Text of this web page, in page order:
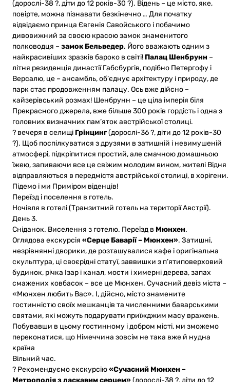
(дорослі-38 ?, діти до 12 років-30 ?). Відень – це місто, яке,
повірте, можна пізнавати безкінечно … Для початку
відвідаємо принца Євгенія Савойського і побачимо
дивовижний за своєю красою замок знаменитого
полководця – замок Бельведер. Його вважають одним з
найкрасивіших зразків бароко в світі! Палац Шенбрунн –
літня резиденція династії Габсбургів, подібно Петергофу і
Версалю, це – ансамбль, об’єднує архітектуру і природу, де
парк стає продовженням палацу. Ось вже дійсно –
кайзерівський розмах! Шенбрунн – це ціла імперія біля
Прекрасного джерела, вже більше 300 років гордість і одна з
головних визначних пам’яток австрійської столиці.
? вечеря в селищі Грінцинг(дорослі-36 ?, діти до 12 років-30
?). Щоб поспілкуватися з друзями в затишній і невимушеній
атмосфері, підкріпитися простий, але смачною домашньою
їжею, запиваючи все це свіжим молодим вином, жителі Відня
відправляються в передмістя австрійської столиці, в хорігени.
Підемо і ми Приміром віденців!
Переїзд і поселення в готель.
Ночівля в готелі (Транзитний готель на території Австрії).
День 3.
Сніданок. Виселення з готелю. Переїзд в Мюнхен.
Оглядова екскурсія «Серце Баварії – Мюнхен». Затишні,
незрівнянні дворики, де розташувалися кафе і оригінальна
скульптура, ці своєрідні статуї, заввишки з п’ятиповерховий
будинок, річка Ізар і канал, мости і химерні дерева, запах
смажених ковбасок – все це Мюнхен. Сучасний девіз міста –
«Мюнхен любить Вас». І, дійсно, місто знамените
гостинністю своїх мешканців та численними баварськими
святами, які можуть подарувати приїжджим масу вражень.
Побувавши в цьому гостинному і добром місті, ми зможемо
переконатися, що Німеччина зовсім не така вже й нудна
країна
Вільний час.
? Рекомендуємо екскурсію«Сучасний Мюнхен –
Метрополія з ласкавим серцем»(дорослі-38 ?, діти до 12